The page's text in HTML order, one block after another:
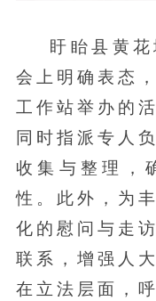
盱眙县黄
会上明确表态
工作站举办的
同时指派专人
收集与整理，
性。此外，为
化的慰问与走
联系，增强人
在立法层面，